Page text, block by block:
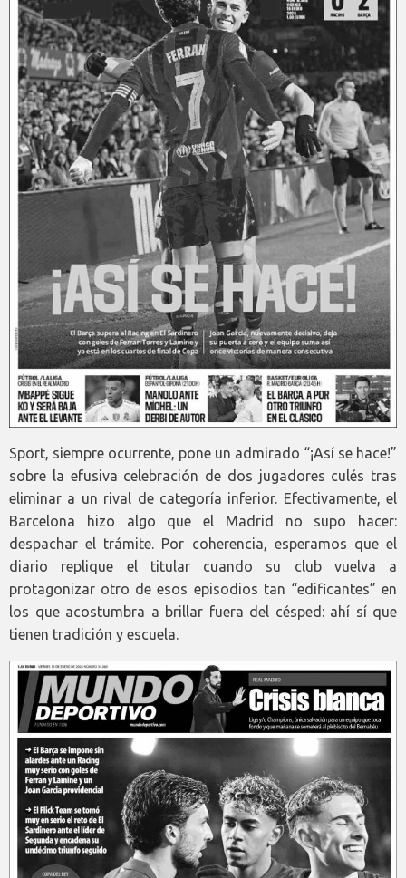
Sport, siempre ocurrente, pone un admirado “¡Así se hace!”
sobre la efusiva celebración de dos jugadores culés tras
eliminar a un rival de categoría inferior. Efectivamente, el
Barcelona hizo algo que el Madrid no supo hacer:
despachar el trámite. Por coherencia, esperamos que el
diario replique el titular cuando su club vuelva a
protagonizar otro de esos episodios tan “edificantes” en
los que acostumbra a brillar fuera del césped: ahí sí que
tienen tradición y escuela.